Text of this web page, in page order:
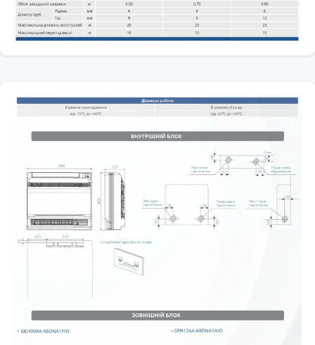
Режим для інтенсивного охолодження або обігріву.
Плавний пуск
Компресор починає роботу з мінімальних оборотів і поступово їх
нарощує.
підтримуючи таким чином чистоту повітря в приміщенні.
Осушення і очищення повітря
конденсує і відводить вологу з повітря в приміщенні.
Можливість вибору однієї з швидкостей вентилятора для
забезпечення максимального комфорту.
Кольоровий дисплей
Обрані функції і режими роботи кондиціонера відображаються на
дисплеї внутрішнього блоку у вигляді кольорових символів.
Wi-Fi керування
Wi-Fi модуль для можливості керування кондиціонером через
Смартфон / Планшет (ОС: Android, iOS)